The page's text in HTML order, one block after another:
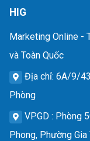
HIG
Marketing Online -
và Toàn Quốc
Địa chỉ: 6A/9/
Phòng
VPGD : Phòng
Phong, Phường